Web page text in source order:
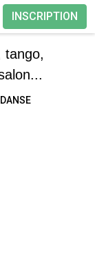
INSCRIPTION
tango,